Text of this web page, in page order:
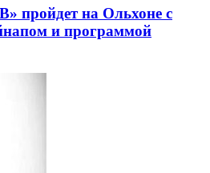
пройдет на Ольхоне с
и программой